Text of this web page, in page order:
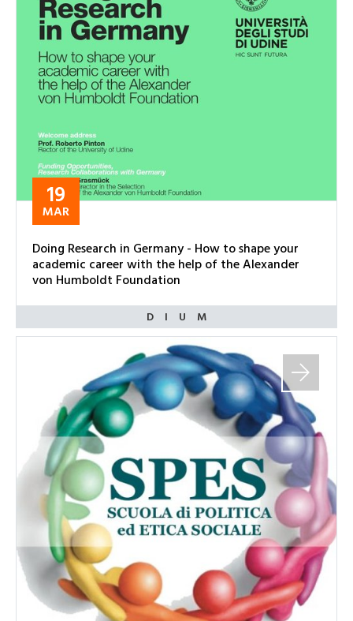
19
MAR
Doing Research in Germany - How to shape your
academic career with the help of the Alexander
von Humboldt Foundation